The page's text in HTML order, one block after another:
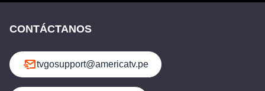
CONTÁCTANOS
tvgosupport@americatv.pe